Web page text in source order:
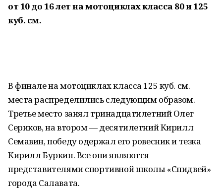
от 10 до 16 лет на мотоциклах класса 80 и 125
куб. см.
В финале на мотоциклах класса 125 куб. см.
места распределились следующим образом.
Третье место занял тринадцатилетний Олег
Сериков, на втором — десятилетний Кирилл
Семавин, победу одержал его ровесник и тезка
Кирилл Буркин. Все они являются
представителями спортивной школы «Спидвей»
города Салавата.